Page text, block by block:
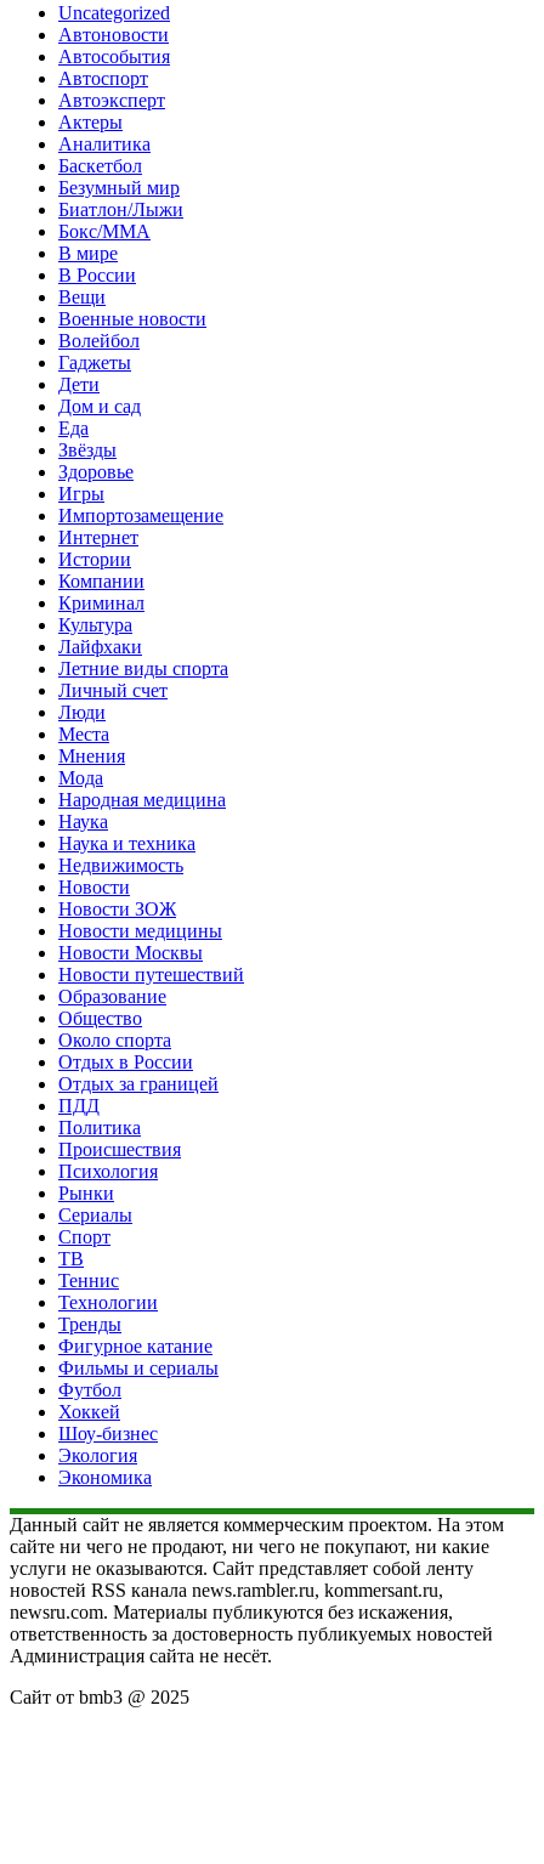
Uncategorized
Автоновости
Автособытия
Автоспорт
Автоэксперт
Актеры
Аналитика
Баскетбол
Безумный мир
Биатлон/Лыжи
Бокс/MMA
В мире
В России
Вещи
Военные новости
Волейбол
Гаджеты
Дети
Дом и сад
Еда
Звёзды
Здоровье
Игры
Импортозамещение
Интернет
Истории
Компании
Криминал
Культура
Лайфхаки
Летние виды спорта
Личный счет
Люди
Места
Мнения
Мода
Народная медицина
Наука
Наука и техника
Недвижимость
Новости
Новости ЗОЖ
Новости медицины
Новости Москвы
Новости путешествий
Образование
Общество
Около спорта
Отдых в России
Отдых за границей
ПДД
Политика
Происшествия
Психология
Рынки
Сериалы
Спорт
ТВ
Теннис
Технологии
Тренды
Фигурное катание
Фильмы и сериалы
Футбол
Хоккей
Шоу-бизнес
Экология
Экономика
Данный сайт не является коммерческим проектом. На этом
сайте ни чего не продают, ни чего не покупают, ни какие
услуги не оказываются. Сайт представляет собой ленту
новостей RSS канала news.rambler.ru, kommersant.ru,
newsru.com. Материалы публикуются без искажения,
ответственность за достоверность публикуемых новостей
Администрация сайта не несёт.
Сайт от bmb3 @ 2025